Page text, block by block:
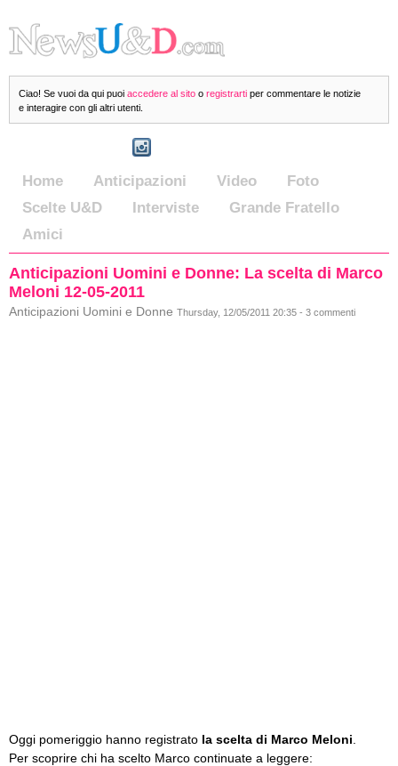
Ciao! Se vuoi da qui puoi accedere al sito o registrarti per commentare le notizie
e interagire con gli altri utenti.
Home Anticipazioni Video
Foto
Scelte U&D
Interviste
Grande Fratello
Amici
Anticipazioni Uomini e Donne: La scelta di Marco
Meloni 12-05-2011
Anticipazioni Uomini e Donne Thursday, 12/05/2011 20:35 - 3 commenti
Oggi pomeriggio hanno registrato la scelta di Marco Meloni
Per scoprire chi ha scelto Marco continuate a leggere: